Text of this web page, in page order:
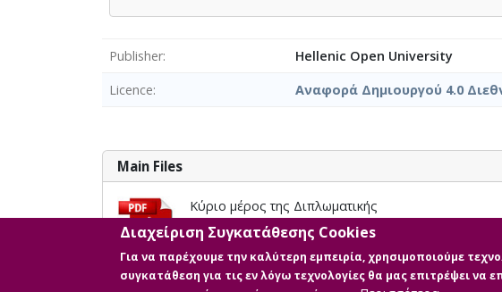
Publisher
Hellenic Open University
Licence
Αναφορά Δημιουργού 4.0
Main Files
Κύριο μέρος της Διπλωματικής
Description: ΔΙΠΛΩΜΑΤΙΚΗ
Size: 23.9 MB
Διαχείριση Συγκατάθεσης Cookies
Για να παρέχουμε την καλύτερη εμπειρία, χρησιμοποιούμε
συγκατάθεση για τις εν λόγω τεχνολογίες θα μας επιτρέψει